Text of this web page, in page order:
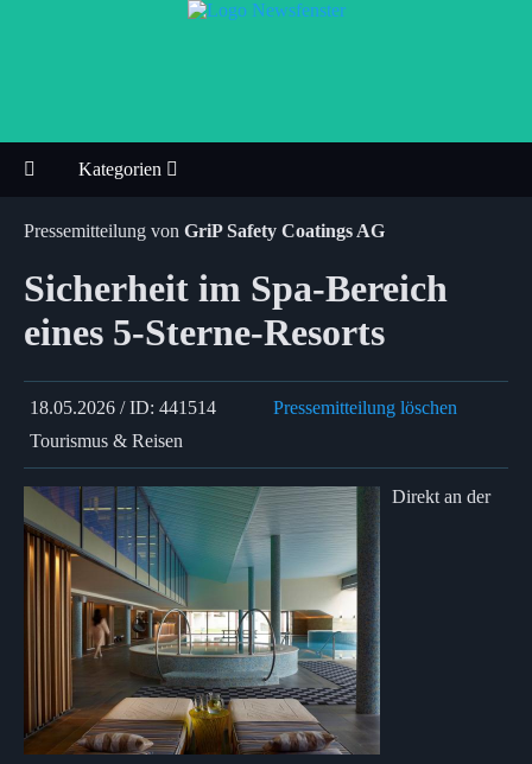
Kategorien
Pressemitteilung von GriP Safety Coatings AG
Sicherheit im Spa-Bereich
eines 5-Sterne-Resorts
18.05.2026 / ID: 441514
Pressemitteilung löschen
Tourismus & Reisen
Direkt an der